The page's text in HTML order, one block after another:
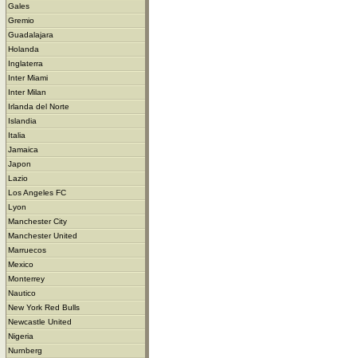
Gales
Gremio
Guadalajara
Holanda
Inglaterra
Inter Miami
Inter Milan
Irlanda del Norte
Islandia
Italia
Jamaica
Japon
Lazio
Los Angeles FC
Lyon
Manchester City
Manchester United
Marruecos
Mexico
Monterrey
Nautico
New York Red Bulls
Newcastle United
Nigeria
Nurnberg